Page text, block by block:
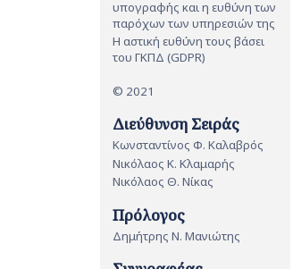
υπογραφής και η ευθύνη των
παρόχων των υπηρεσιών της
Η αστική ευθύνη τους βάσει
του ΓΚΠΔ (GDPR)
© 2021
Διεύθυνση Σειράς
Κωνσταντίνος Φ. Καλαβρός
Νικόλαος Κ. Κλαμαρής
Νικόλαος Θ. Νίκας
Πρόλογος
Δημήτρης Ν. Μανιώτης